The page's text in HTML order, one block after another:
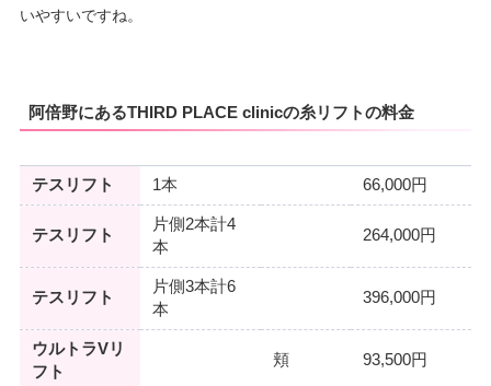
いやすいですね。
阿倍野にあるTHIRD PLACE clinicの糸リフトの料金
テスリフト 1本 66,000円
テスリフト
片側2本計4
本
264,000円
テスリフト
片側3本計6
本
396,000円
ウルトラVリ
フト
頬 93,500円